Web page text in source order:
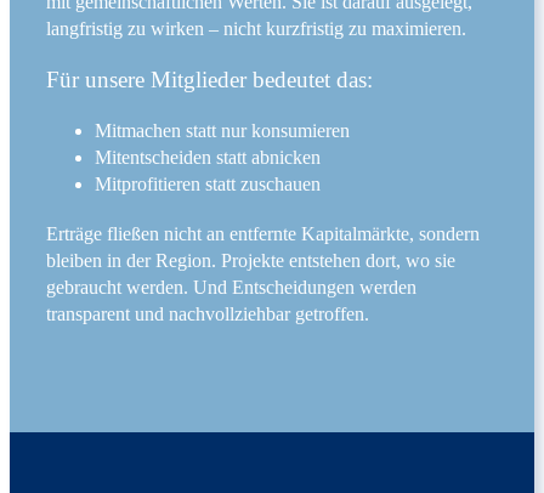
langfristig zu wirken – nicht kurzfristig zu maximieren.
Für unsere Mitglieder bedeutet das:
Mitmachen statt nur konsumieren
Mitentscheiden statt abnicken
Mitprofitieren statt zuschauen
Erträge fließen nicht an entfernte Kapitalmärkte, sondern
bleiben in der Region. Projekte entstehen dort, wo sie
gebraucht werden. Und Entscheidungen werden
transparent und nachvollziehbar getroffen.